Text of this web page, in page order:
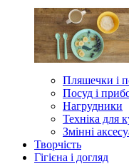
Пляшечки і
Посуд і
Нагрудники
Техніка для
Змінні
Творчість
Гігієна і догляд